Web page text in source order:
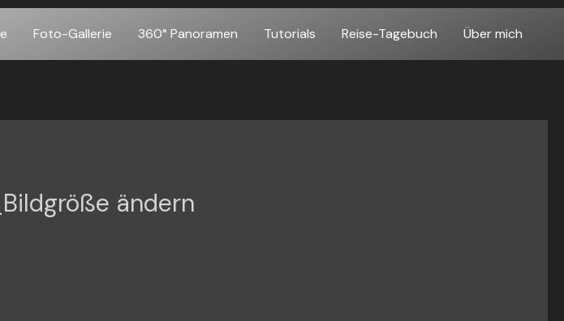
Foto-Gallerie 360° Panoramen Tutorials Reise-Tagebuch Über mich
ändern